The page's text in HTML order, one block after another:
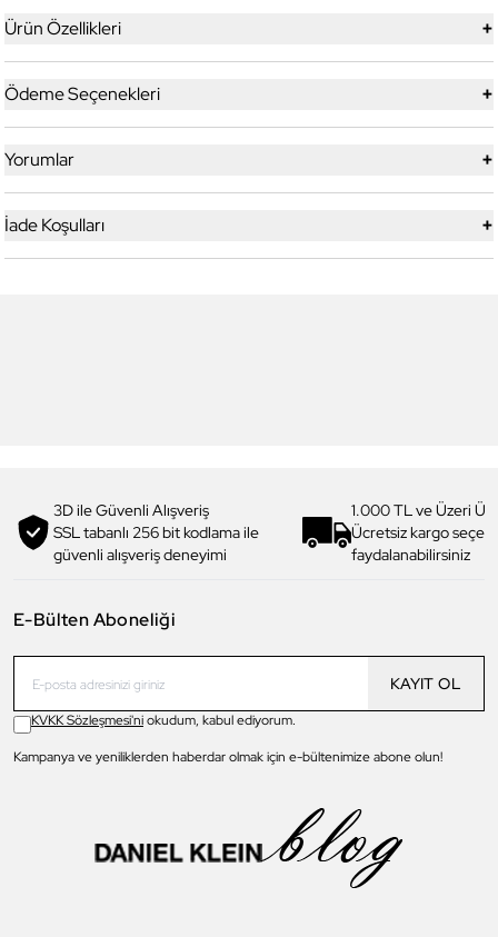
Ürün Özellikleri +
Ödeme Seçenekleri +
Yorumlar +
İade Koşulları +
3D ile Güvenli Alışveriş
SSL tabanlı 256 bit kodlama ile
güvenli alışveriş deneyimi
1.000 TL ve Üzeri
Ücretsiz kargo
faydalanabilirsiniz
E-Bülten Aboneliği
KAYIT OL
KVKK Sözleşmesi'niokudum, kabul ediyorum.
Kampanya ve yeniliklerden haberdar olmak için e-bültenimize abone olun!